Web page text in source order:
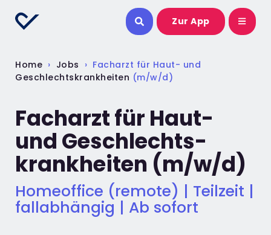
Zur App
Home › Jobs › Facharzt für Haut- und
Geschlechtskrankheiten (m/w/d)
Facharzt für Haut-
und Geschlechts­
krankheiten (m/w/d)
Homeoffice (remote) | Teilzeit |
fallabhängig | Ab sofort